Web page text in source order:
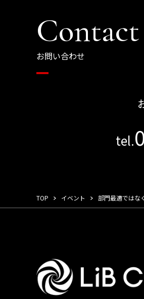
Contact
お問い合わせ
tel.
TOP イベント 部門最適ではな